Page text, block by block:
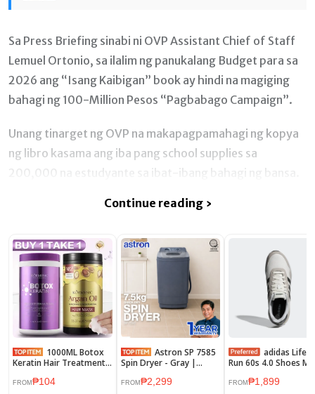
Sa Press Briefing sinabi ni OVP Assistant Chief of Staff
Lemuel Ortonio, sa ilalim ng panukalang Budget para sa
2026 ang “Isang Kaibigan” book ay hindi na magiging
bahagi ng 100-Million Pesos “Pagbabago Campaign”.
Unang tinarget ng OVP na makapagpamahagi ng kopya
ng libro kasama ang iba pang school supplies sa
200,000 na estudyante sa ibat-ibang bahagi ng bansa.
Continue reading ›
Keratin Hair Treatment
Conditioner +1000g
FROM ₱104
Spin Dryer - Gray |
Noise | Quick Dry | Rust
FROM ₱2,299
adidas Lifestyle
Run 60s 4.0 Shoes
FROM₱1,899